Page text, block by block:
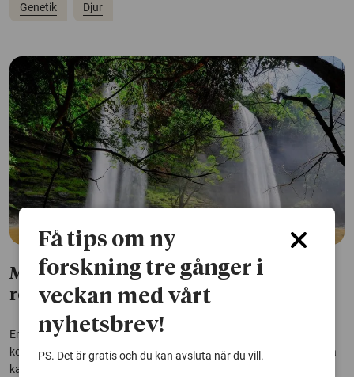
Genetik Djur
Märklig bananfluga blev vattenlevande
rovdjur
En bananfluga övergav sin fruktdiet för att i stället leva som
köttätande rovdjur i afrikanska vattendrag. Nu har den fått sitt dna
kartlagt. Studien ger nya ledtrådar om hur extrema
Få tips om ny
forskning tre gånger i
veckan med vårt
nyhetsbrev!
PS. Det är gratis och du kan avsluta när du vill.